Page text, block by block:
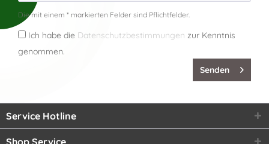
Die mit einem * markierten Felder sind Pflichtfelder.
Ich habe die Datenschutzbestimmungen zur Kenntnis
genommen.
Senden
Service Hotline
Shop Service